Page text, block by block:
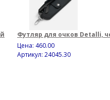
Футляр для очков Detalli,
Цена: 460.00
Артикул: 24045.30